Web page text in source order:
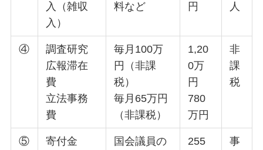
入（雑収
入）
料など
円
人
④
調査研究
広報滞在
費
立法事務
費
毎月100万
円（非課
税）
毎月65万円
（非課税）
1,20
0万
円
780
万円
非
課
税
⑤ 寄付金
国会議員の
255
事